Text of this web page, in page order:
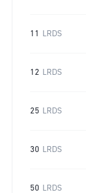
11 LRDS
12 LRDS
25 LRDS
30 LRDS
50 LRDS